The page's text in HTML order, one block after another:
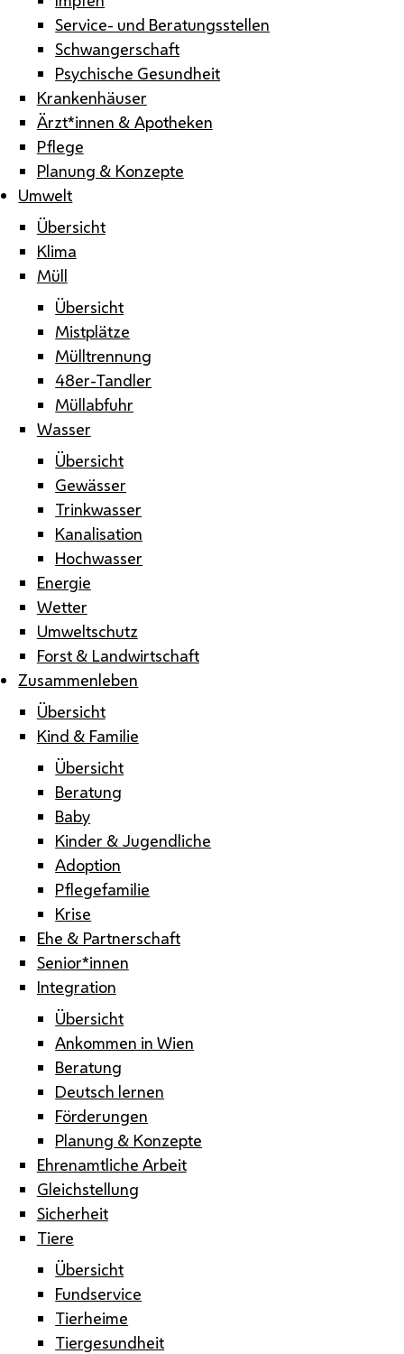
Service- und Beratungsstellen
Schwangerschaft
Psychische Gesundheit
Krankenhäuser
Ärzt*innen & Apotheken
Pflege
Planung & Konzepte
Umwelt
Übersicht
Klima
Müll
Übersicht
Mistplätze
Mülltrennung
48er-Tandler
Müllabfuhr
Wasser
Übersicht
Gewässer
Trinkwasser
Kanalisation
Hochwasser
Energie
Wetter
Umweltschutz
Forst & Landwirtschaft
Zusammenleben
Übersicht
Kind & Familie
Übersicht
Beratung
Baby
Kinder & Jugendliche
Adoption
Pflegefamilie
Krise
Ehe & Partnerschaft
Senior*innen
Integration
Übersicht
Ankommen in Wien
Beratung
Deutsch lernen
Förderungen
Planung & Konzepte
Ehrenamtliche Arbeit
Gleichstellung
Sicherheit
Tiere
Übersicht
Fundservice
Tierheime
Tiergesundheit